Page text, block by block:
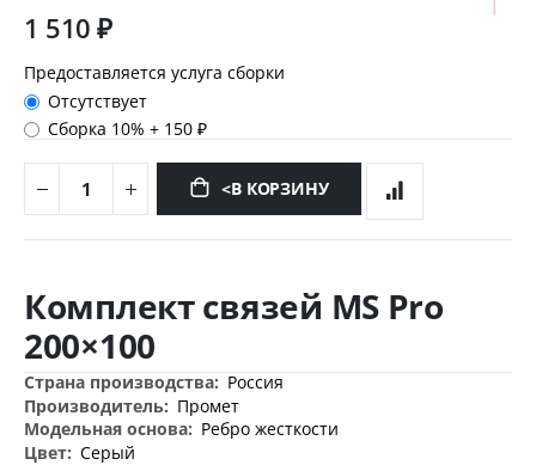
1 510 ₽
Предоставляется услуга сборки
Отсутствует
Сборка 10%+ 150 ₽
<В КОРЗИНУ
к
началу
изображений
Комплект связей MS Pro
200×100
Дополнительная
информация
Россия
Промет
Ребро жесткости
Серый